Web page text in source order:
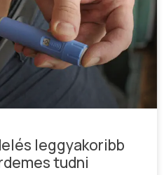
leggyakoribb
tudni